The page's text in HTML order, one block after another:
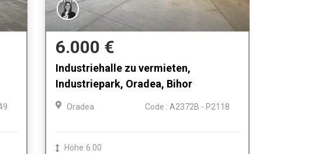
6.000 €
Industriehalle zu vermieten,
Industriepark, Oradea, Bihor
Oradea Code : A2372B - P2118
Höhe 6.00